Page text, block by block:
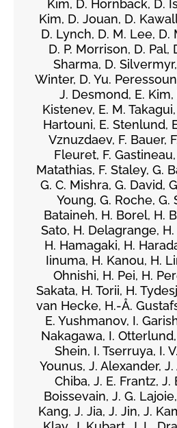
Kim, D. Hornback, D.
Kim, D. Jouan, D.
D. Lynch, D. M. Lee,
D. P. Morrison, D. Pal,
Sharma, D.
Winter, D. Yu.
J. Desmond, E. Kim,
Kistenev, E. M.
Hartouni, E. Stenlund,
Vznuzdaev, F. Bauer,
Fleuret, F. Gastineau,
Matathias, F. Staley, G.
G. C. Mishra, G. David,
Young, G. Roche, G.
Bataineh, H. Borel, H.
Sato, H. Delagrange, H.
H. Hamagaki, H.
Iinuma, H. Kanou, H.
Ohnishi, H. Pei, H.
Sakata, H. Torii, H.
van Hecke, H.-Å.
E. Yushmanov, I.
Nakagawa, I.
Shein, I. Tserruya, I.
Younus, J. Alexander, J.
Chiba, J. E. Frantz, J.
Boissevain, J. G.
Kang, J. Jia, J. Jin, J.